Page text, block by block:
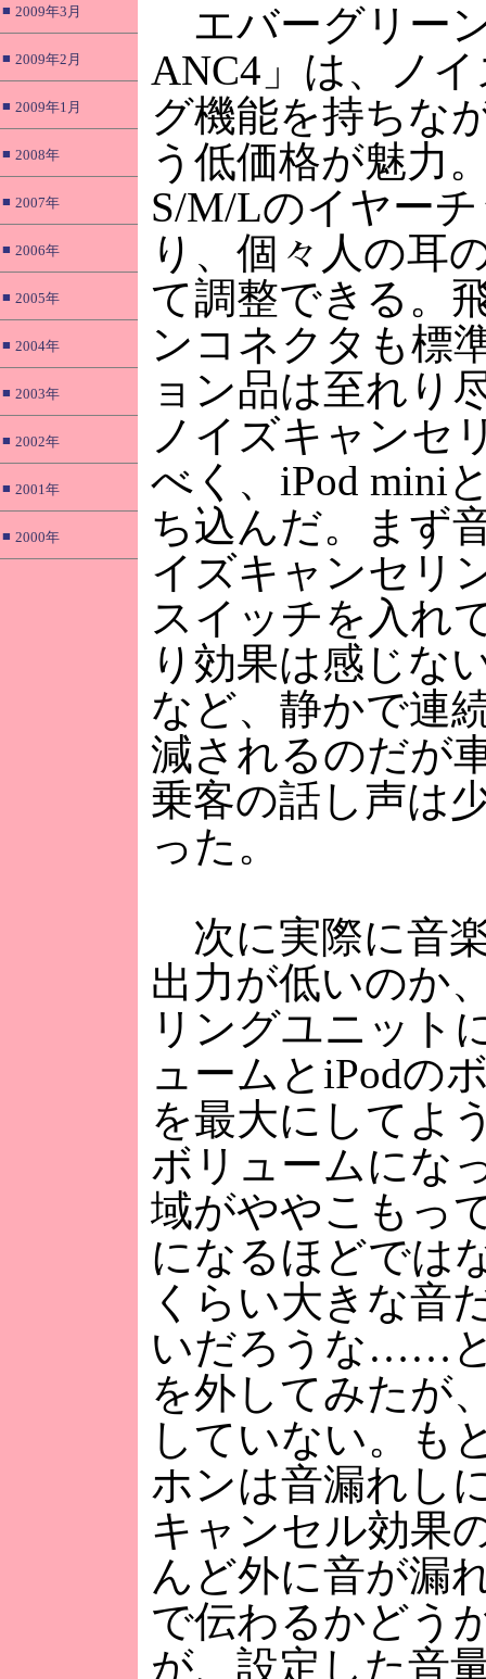
■ 2009年3月
■ 2009年2月
■ 2009年1月
■ 2008年
■ 2007年
■ 2006年
■ 2005年
■ 2004年
■ 2003年
■ 2002年
■ 2001年
■ 2000年
エバーグリー
ANC4」は、ノ
グ機能を持ちな
う低価格が魅力
S/M/Lのイヤー
り、個々人の耳
て調整できる。
ンコネクタも標
ョン品は至れり
ノイズキャンセ
べく、iPod mini
ち込んだ。まず
イズキャンセリ
スイッチを入れ
り効果は感じな
など、静かで連
減されるのだが
乗客の話し声は
った。
次に実際に音
出力が低いのか
リングユニット
ュームとiPodの
を最大にしてよ
ボリュームにな
域がややこもっ
になるほどでは
くらい大きな音
いだろうな……
を外してみたが
していない。も
ホンは音漏れし
キャンセル効果
んど外に音が漏
で伝わるかどう
が、設定した音